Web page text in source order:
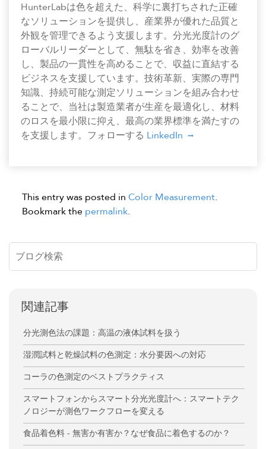
HunterLabは色を超えた、科学に裏打ちされた正確
なソリューションを提供し、産業界が優れた品質と
外観を管理できるよう支援します。分光光度計のグ
ローバルリーダーとして、無駄を省き、効率を改善
し、製品の一貫性を高めることで、収益に直結する
ビジネスを支援しています。技術革新、実際の専門
知識、持続可能な測定ソリューションを組み合わせ
ることで、当社は製造業者が生産を最適化し、材料
のロスを最小限に抑え、最高の業界標準を満たすの
を支援します。フォローする LinkedIn
This entry was posted in Color Measurement.
Bookmark the permalink.
関連記事
分光測色法の課題：高温の液体試料を扱う
湿潤試料と乾燥試料の色測定：水分要因への対応
コーラの色測定のベストプラクティス
スマートフォンからスマート分光光度計へ：スマートテク
ノロジーが測色ワークフローを変える
食品着色料 - 無害か有害か？なぜ食品に着色するのか？